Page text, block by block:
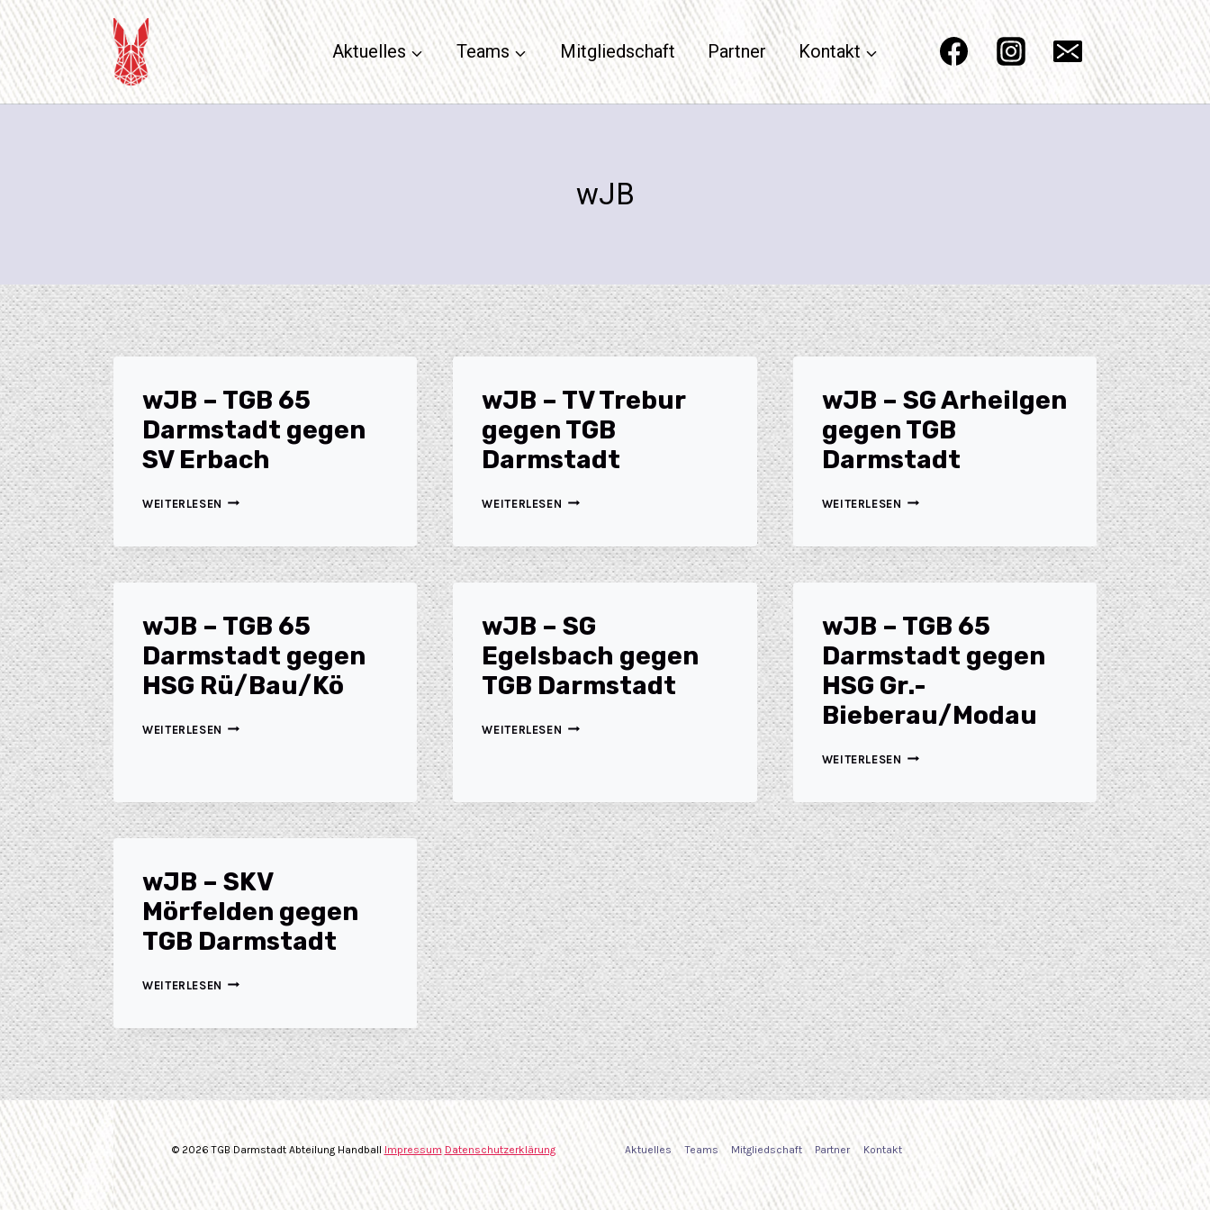
Aktuelles Teams Mitgliedschaft Partner Kontakt
wJB
wJB – TGB 65
Darmstadt gegen
SV Erbach
WEITERLESEN
wJB – TV Trebur
gegen TGB
Darmstadt
WEITERLESEN
wJB – SG Arheilgen
gegen TGB
Darmstadt
WEITERLESEN
wJB – TGB 65
Darmstadt gegen
HSG Rü/Bau/Kö
WEITERLESEN
wJB – SG
Egelsbach gegen
TGB Darmstadt
WEITERLESEN
wJB – TGB 65
Darmstadt gegen
HSG Gr.-
Bieberau/Modau
WEITERLESEN
wJB – SKV
Mörfelden gegen
TGB Darmstadt
WEITERLESEN
© 2026 TGB Darmstadt Abteilung Handball Impressum Datenschutzerklärung Aktuelles Teams Mitgliedschaft Partner Kontakt